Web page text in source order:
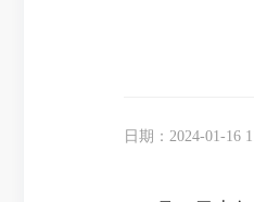
日期：2024-01-16